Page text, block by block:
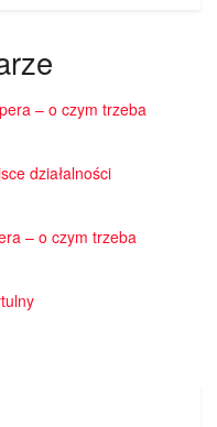
– o czym trzeba
działalności
– o czym trzeba